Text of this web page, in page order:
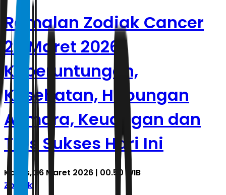
Ramalan Zodiak Cancer
25 Maret 2026:
Keberuntungan,
Kesehatan, Hubungan
Asmara, Keuangan dan
Tips Sukses Hari Ini
Kamis, 26 Maret 2026 | 00.50 WIB
Zodiak